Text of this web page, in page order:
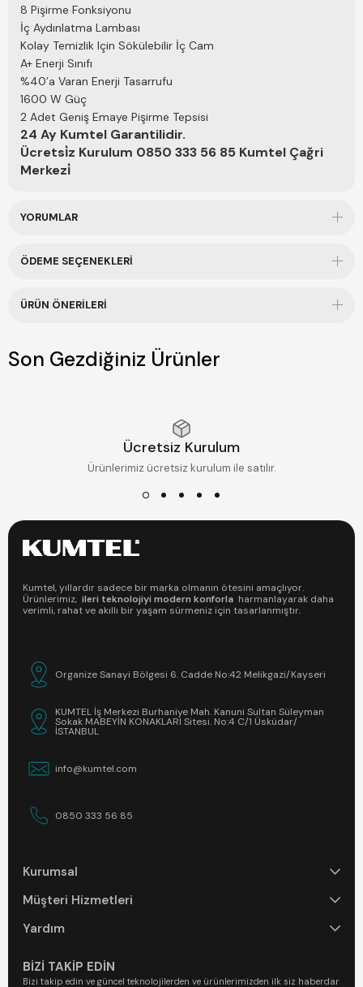
8 Pişirme Fonksiyonu
İç Aydınlatma Lambası
Kolay Temizlik Için Sökülebilir İç Cam
A+ Enerji Sınıfı
%40’a Varan Enerji Tasarrufu
1600 W Güç
2 Adet Geniş Emaye Pişirme Tepsisi
24 Ay Kumtel Garantilidir.
Ücretsi̇z Kurulum 0850 333 56 85 Kumtel Çağri
Merkezi̇
YORUMLAR
ÖDEME SEÇENEKLERI
ÜRÜN ÖNERILERI
Son Gezdiğiniz Ürünler
Ücretsiz Kurulum
Ürünlerimiz ücretsiz kurulum ile satılır.
Kumtel, yıllardır sadece bir marka olmanın ötesini amaçlıyor.
Ürünlerimiz, ileri teknolojiyi modern konforla harmanlayarak daha
verimli, rahat ve akıllı bir yaşam sürmeniz için tasarlanmıştır.
Organize Sanayi Bölgesi 6. Cadde No:42 Melikgazi/Kayseri
KUMTEL İş Merkezi Burhaniye Mah. Kanuni Sultan Süleyman
Sokak MABEYİN KONAKLARI Sitesi. No:4 C/1 Üsküdar/
İSTANBUL
info@kumtel.com
0850 333 56 85
Kurumsal
Müşteri Hizmetleri
Yardım
BİZİ TAKİP EDİN
Bizi takip edin ve güncel teknolojilerden ve ürünlerimizden ilk siz haberdar